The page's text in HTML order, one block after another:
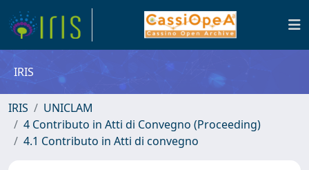
IRIS
IRIS
UNICLAM
4 Contributo in Atti di Convegno (Proceeding)
4.1 Contributo in Atti di convegno